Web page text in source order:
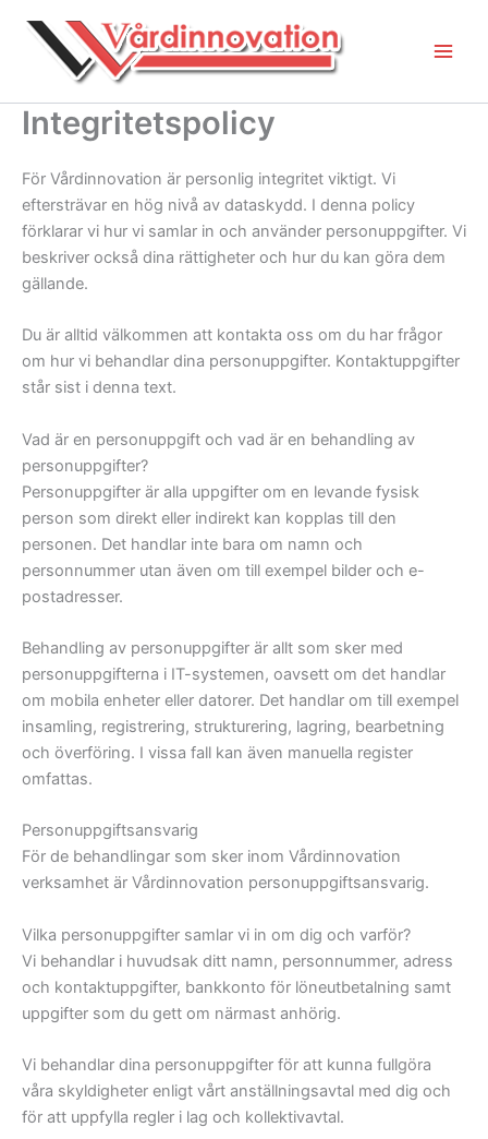
Integritetspolicy
För Vårdinnovation är personlig integritet viktigt. Vi
eftersträvar en hög nivå av dataskydd. I denna policy
förklarar vi hur vi samlar in och använder personuppgifter. Vi
beskriver också dina rättigheter och hur du kan göra dem
gällande.
Du är alltid välkommen att kontakta oss om du har frågor
om hur vi behandlar dina personuppgifter. Kontaktuppgifter
står sist i denna text.
Vad är en personuppgift och vad är en behandling av
personuppgifter?
Personuppgifter är alla uppgifter om en levande fysisk
person som direkt eller indirekt kan kopplas till den
personen. Det handlar inte bara om namn och
personnummer utan även om till exempel bilder och e-
postadresser.
Behandling av personuppgifter är allt som sker med
personuppgifterna i IT-systemen, oavsett om det handlar
om mobila enheter eller datorer. Det handlar om till exempel
insamling, registrering, strukturering, lagring, bearbetning
och överföring. I vissa fall kan även manuella register
omfattas.
Personuppgiftsansvarig
För de behandlingar som sker inom Vårdinnovation
verksamhet är Vårdinnovation personuppgiftsansvarig.
Vilka personuppgifter samlar vi in om dig och varför?
Vi behandlar i huvudsak ditt namn, personnummer, adress
och kontaktuppgifter, bankkonto för löneutbetalning samt
uppgifter som du gett om närmast anhörig.
Vi behandlar dina personuppgifter för att kunna fullgöra
våra skyldigheter enligt vårt anställningsavtal med dig och
för att uppfylla regler i lag och kollektivavtal.